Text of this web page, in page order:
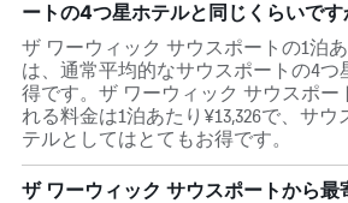
ートの4つ星ホテルと同じくらいです
ザ ワーウィック サウスポートの1泊
は、通常平均的なサウスポートの4つ
得です。ザ ワーウィック サウスポー
れる料金は1泊あたり¥13,326で、サ
テルとしてはとてもお得です。
ザ ワーウィック サウスポートから最